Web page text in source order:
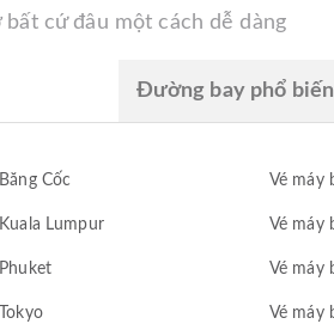
cứ đâu một cách dễ dàng
Đường bay phổ
Cốc Vé máy
Lumpur Vé máy
Vé máy
Vé máy